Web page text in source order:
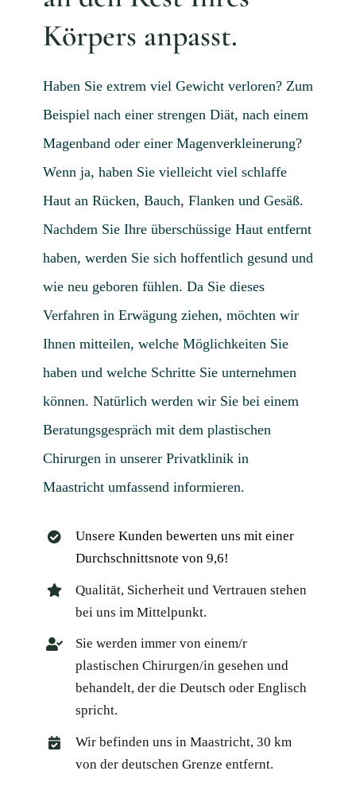
Körpers anpasst.
Haben Sie extrem viel Gewicht verloren? Zum
Beispiel nach einer strengen Diät, nach einem
Magenband oder einer Magenverkleinerung?
Wenn ja, haben Sie vielleicht viel schlaffe
Haut an Rücken, Bauch, Flanken und Gesäß.
Nachdem Sie Ihre überschüssige Haut entfernt
haben, werden Sie sich hoffentlich gesund und
wie neu geboren fühlen. Da Sie dieses
Verfahren in Erwägung ziehen, möchten wir
Ihnen mitteilen, welche Möglichkeiten Sie
haben und welche Schritte Sie unternehmen
können. Natürlich werden wir Sie bei einem
Beratungsgespräch mit dem plastischen
Chirurgen in unserer Privatklinik in
Maastricht umfassend informieren.
Unsere Kunden bewerten uns mit einer
Durchschnittsnote von 9,6!
Qualität, Sicherheit und Vertrauen stehen
bei uns im Mittelpunkt.
Sie werden immer von einem/r
plastischen Chirurgen/in gesehen und
behandelt, der die Deutsch oder Englisch
spricht.
Wir befinden uns in Maastricht, 30 km
von der deutschen Grenze entfernt.